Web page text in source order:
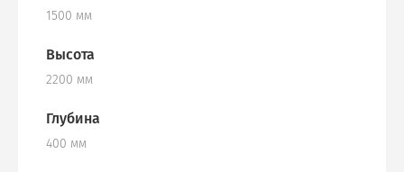
1500 мм
Высота
2200 мм
Глубина
400 мм